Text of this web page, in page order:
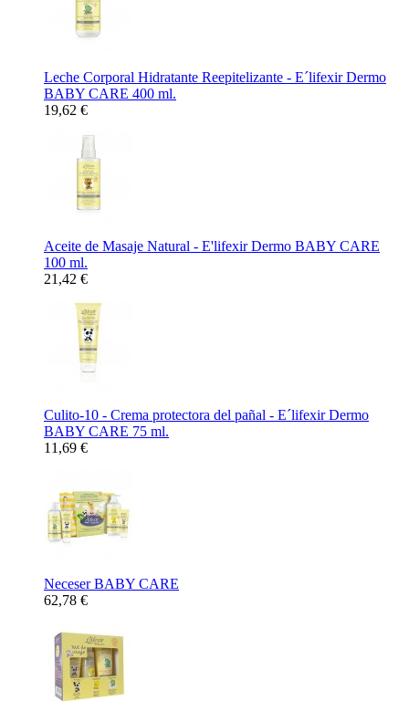
Leche Corporal Hidratante Reepitelizante - E´lifexir Dermo
BABY CARE 400 ml.
19,62 €
Aceite de Masaje Natural - E'lifexir Dermo BABY CARE
100 ml.
21,42 €
Culito-10 - Crema protectora del pañal - E´lifexir Dermo
BABY CARE 75 ml.
11,69 €
Neceser BABY CARE
62,78 €